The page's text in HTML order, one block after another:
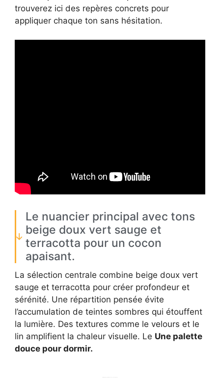
trouverez ici des repères concrets pour
appliquer chaque ton sans hésitation.
Le nuancier principal avec tons
beige doux vert sauge et
terracotta pour un cocon
apaisant.
La sélection centrale combine beige doux vert
sauge et terracotta pour créer profondeur et
sérénité. Une répartition pensée évite
l’accumulation de teintes sombres qui étouffent
la lumière. Des textures comme le velours et le
lin amplifient la chaleur visuelle. Le Une palette
douce pour dormir.